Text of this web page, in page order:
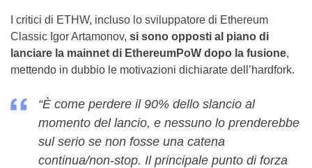
I critici di ETHW, incluso lo sviluppatore di Ethereum
Classic Igor Artamonov, si sono opposti al piano di
lanciare la mainnet di EthereumPoW dopo la fusione,
mettendo in dubbio le motivazioni dichiarate dell’hardfork.
“È come perdere il 90% dello slancio al
momento del lancio, e nessuno lo prenderebbe
sul serio se non fosse una catena
continua/non-stop. Il principale punto di forza